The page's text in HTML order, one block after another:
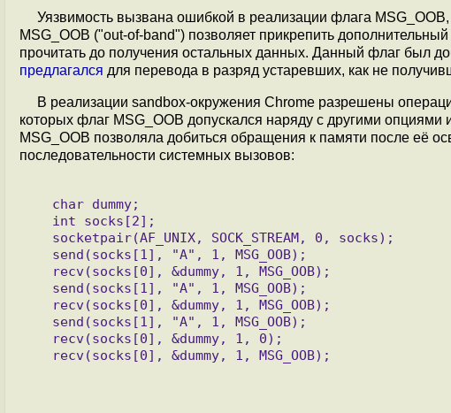
Уязвимость вызвана ошибкой в реализации флага
MSG_OOB ("out-of-band") позволяет прикрепить
прочитать до получения остальных данных. Данный флаг был
предлагался для перевода в разряд устаревших, как не
В реализации sandbox-окружения Chrome разрешены
которых флаг MSG_OOB допускался наряду c другими опциями
MSG_OOB позволяла добиться обращения к памяти после её
последовательности системных вызовов: